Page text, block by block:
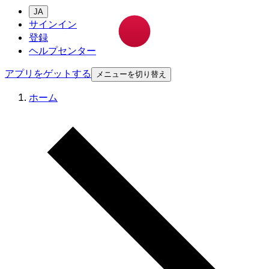
JA
サインイン
登録
ヘルプセンター
アプリをゲットする
メニューを切り替え
ホーム